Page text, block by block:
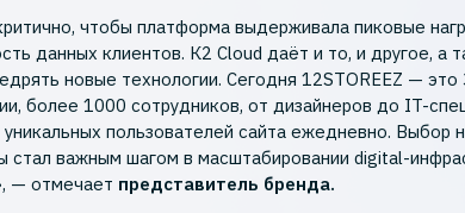
чтобы платформа выдерживала пиковые
данных клиентов. К2 Cloud даёт и то, и другое, а
новые технологии. Сегодня 12STOREEZ — это
более 1000 сотрудников, от дизайнеров до IT-
пользователей сайта ежедневно. Выбор
стал важным шагом в масштабировании digital-
— отмечает представитель бренда.